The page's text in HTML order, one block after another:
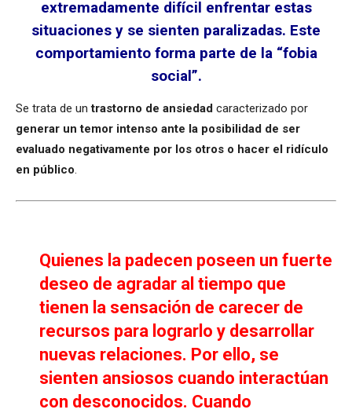
extremadamente difícil enfrentar estas
situaciones y se sienten paralizadas. Este
comportamiento forma parte de la “fobia
social”.
Se trata de untrastorno de ansiedad caracterizado por
generar un temor intenso ante la posibilidad de ser
evaluado negativamente por los otros o hacer el ridículo
en público
Quienes la padecen poseen un fuerte
deseo de agradar al tiempo que
tienen la sensación de carecer de
recursos para lograrlo y desarrollar
nuevas relaciones. Por ello, se
sienten ansiosos cuando interactúan
con desconocidos. Cuando